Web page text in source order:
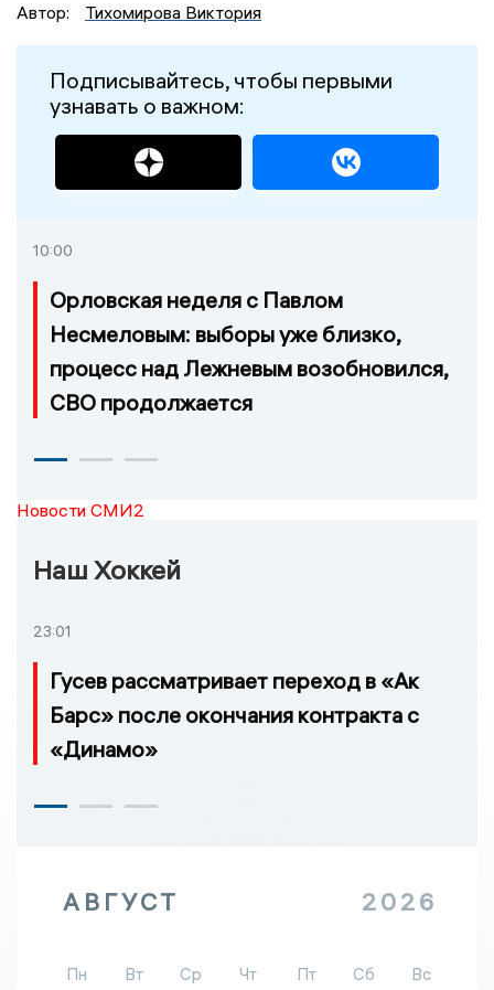
Автор:
Тихомирова Виктория
Подписывайтесь, чтобы первыми
узнавать о важном:
10:00
Орловская неделя с Павлом
Несмеловым: выборы уже близко,
процесс над Лежневым возобновился,
СВО продолжается
Новости СМИ2
Наш Хоккей
23:01
Гусев рассматривает переход в «Ак
Барс» после окончания контракта с
«Динамо»
АВГУСТ 2026
Пн Вт Ср Чт Пт Сб
Вс